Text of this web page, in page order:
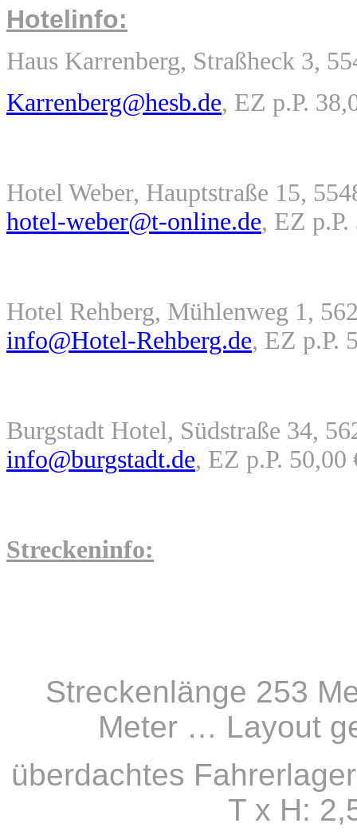
Hotelinfo:
Haus Karrenberg, Straßheck 3,
Karrenberg@hesb.de, EZ p.P.
Hotel Weber, Hauptstraße 15,
hotel-weber@t-online.de, EZ
Hotel Rehberg, Mühlenweg 1,
info@Hotel-Rehberg.de, EZ p.P.
Burgstadt Hotel, Südstraße 34,
info@burgstadt.de, EZ p.P.
Streckeninfo:
Streckenlänge 253
Meter … Layout
überdachtes
T x H: